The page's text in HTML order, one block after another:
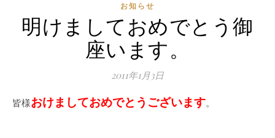
お知らせ
明けましておめでとう御
座います。
2011年1月3日
皆様おけましておめでとうございます。